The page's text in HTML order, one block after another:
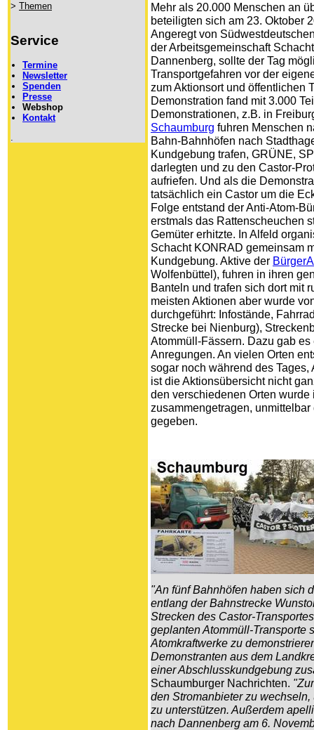
> Themen
Service
Termine
Newsletter
Spenden
Presse
Webshop
Kontakt
Mehr als 20.000 Menschen an
beteiligten sich am 23. Oktober
Angeregt von
der Arbeitsgemeinschaft
Dannenberg, sollte der Tag
Transport­ge­fahren vor der
zum Aktionsort und öffentlichen
Demonstration fand mit 3.000
Demonstrationen, z.B. in
Schaumburg fuhren Menschen
Bahn-Bahnhöfen nach
Kundgebung trafen, GRÜNE,
darlegten und zu den Castor-
aufriefen. Und als die
tatsächlich ein Castor um die
Folge entstand der Anti-Atom-
erstmals das Rattenscheuchen
Gemüter erhitzte. In Alfeld
Schacht KONRAD gemeinsam
Kundge­bung. Aktive der
Wolfenbüttel), fuhren in ihren
Banteln und trafen sich dort mit
meisten Aktionen aber wurde
durchgeführt: Infostände,
Strecke bei Nienburg),
Atommüll-Fässern. Dazu gab
Anregungen. An vielen Orten
sogar noch während des
ist die Aktionsübersicht nicht
den verschie­denen Orten
zusammengetragen,
gegeben.
"An fünf Bahnhöfen haben sich
entlang der Bahnstrecke
Strecken des Castor-
geplanten Atommüll-Transporte
Atomkraftwerke zu
Demonstranten aus dem
einer Abschlusskundgebung
Schaumburger Nachrichten.
den Stromanbieter zu wechseln,
zu unterstützen. Außerdem
nach Dannenberg am 6.